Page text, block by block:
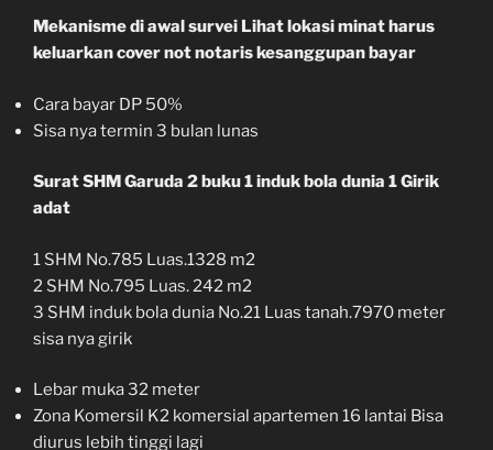
Mekanisme di awal survei Lihat lokasi minat harus
keluarkan cover not notaris kesanggupan bayar
Cara bayar DP 50%
Sisa nya termin 3 bulan lunas
Surat SHM Garuda 2 buku 1 induk bola dunia 1 Girik
adat
1 SHM No.785 Luas.1328 m2
2 SHM No.795 Luas. 242 m2
3 SHM induk bola dunia No.21 Luas tanah.7970 meter
sisa nya girik
Lebar muka 32 meter
Zona Komersil K2 komersial apartemen 16 lantai Bisa
diurus lebih tinggi lagi